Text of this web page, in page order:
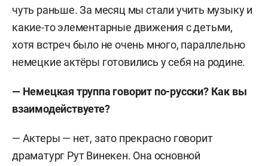
чуть раньше. За месяц мы стали учить музыку и
какие-то элементарные движения с детьми,
хотя встреч было не очень много, параллельно
немецкие актёры готовились у себя на родине.
— Немецкая труппа говорит по-русски? Как вы
взаимодействуете?
— Актеры — нет, зато прекрасно говорит
драматург Рут Винекен. Она основной